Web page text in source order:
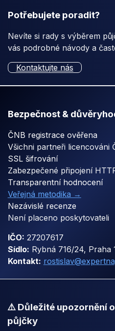
Potřebujete poradit?
Nevíte si rady s výběrem
vás podrobné návody a
Kontaktujte nás
Bezpečnost &
ČNB registrace ověřena
Všichni partneři licencováni
SSL šifrování
Zabezpečené připojení
Transparentní hodnocení
Veřejná metodika →
Nezávislé recenze
Není placeno poskytovateli
IČO: 27207617
Sídlo: Rybná 716/24, Praha
Kontakt:
⚠️ Důležité upozornění
půjčky